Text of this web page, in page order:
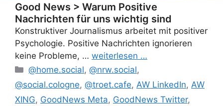
Good News > Warum Positive
Nachrichten für uns wichtig sind
Konstruktiver Journalismus arbeitet mit positiver
Psychologie. Positive Nachrichten ignorieren
keine Probleme, … weiterlesen …
Categories
@home.social,@nrw.social,
@social.cologne, @troet.cafe, AW LinkedIn, AW
XING, GoodNews Meta, GoodNews Twitter,